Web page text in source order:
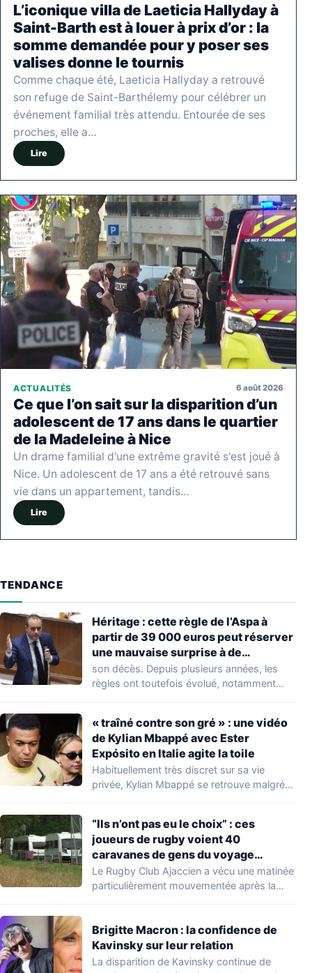
L’iconique villa de Laeticia Hallyday à
Saint-Barth est à louer à prix d’or : la
somme demandée pour y poser ses
valises donne le tournis
Comme chaque été, Laeticia Hallyday a retrouvé
son refuge de Saint-Barthélemy pour célébrer un
événement familial très attendu. Entourée de ses
proches, elle a…
Lire
ACTUALITÉS 6 août 2026
Ce que l’on sait sur la disparition d’un
adolescent de 17 ans dans le quartier
de la Madeleine à Nice
Un drame familial d'une extrême gravité s'est joué à
Nice. Un adolescent de 17 ans a été retrouvé sans
vie dans un appartement, tandis…
Lire
TENDANCE
Héritage : cette règle de l’Aspa à
partir de 39 000 euros peut réserver
une mauvaise surprise à de
nombreuses familles
son décès. Depuis plusieurs années, les
règles ont toutefois évolué, notamment
« traîné contre son gré » : une vidéo
de Kylian Mbappé avec Ester
Expósito en Italie agite la toile
Habituellement très discret sur sa vie
privée, Kylian Mbappé se retrouve malgré
“Ils n’ont pas eu le choix” : ces
joueurs de rugby voient 40
caravanes de gens du voyage
s’installer dans leur stade, ils les
délogent en moins d’1 heure
Le Rugby Club Ajaccien a vécu une matinée
particulièrement mouvementée après la
Brigitte Macron : la confidence de
Kavinsky sur leur relation
La disparition de Kavinsky continue de